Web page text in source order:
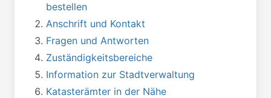
bestellen
Anschrift und Kontakt
Fragen und Antworten
Zuständigkeitsbereiche
Information zur Stadtverwaltung
Katasterämter in der Nähe